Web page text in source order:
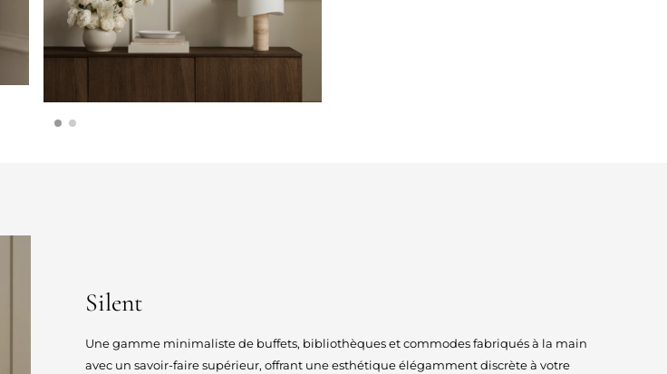
Silent
Une gamme minimaliste de buffets, bibliothèques et commodes fabriqués à la main
avec un savoir-faire supérieur, offrant une esthétique élégamment discrète à votre